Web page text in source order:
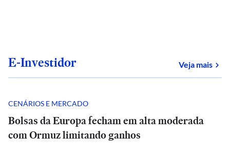
E-Investidor Veja mais
CENÁRIOS E MERCADO
Bolsas da Europa fecham em alta moderada
com Ormuz limitando ganhos